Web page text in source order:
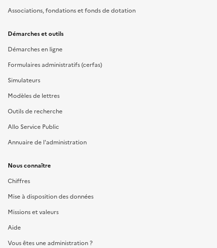
Associations, fondations et fonds de dotation
Démarches et outils
Démarches en ligne
Formulaires administratifs (cerfas)
Simulateurs
Modèles de lettres
Outils de recherche
Allo Service Public
Annuaire de l'administration
Nous connaître
Chiffres
Mise à disposition des données
Missions et valeurs
Aide
Vous êtes une administration ?